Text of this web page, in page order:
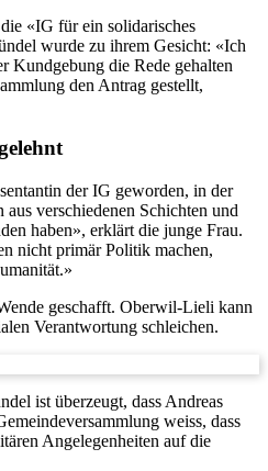
«IG für ein solidarisches
wurde zu ihrem Gesicht: «Ich
Kundgebung die Rede gehalten
den Antrag gestellt,
der IG geworden, in der
verschiedenen Schichten und
haben», erklärt die junge Frau.
nicht primär Politik machen,
geschafft. Oberwil-Lieli kann
Verantwortung schleichen.
ist überzeugt, dass Andreas
weiss, dass
Angelegenheiten auf die